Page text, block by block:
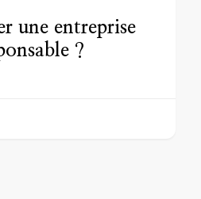
une entreprise
?